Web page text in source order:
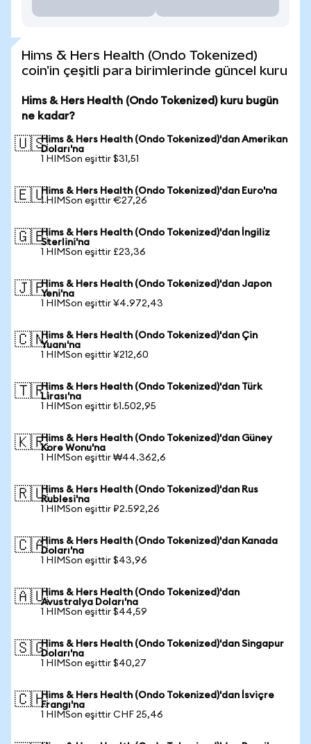
Hims & Hers Health (Ondo Tokenized)
coin'in çeşitli para birimlerinde güncel kuru
Hims & Hers Health (Ondo Tokenized) kuru bugün
ne kadar?
🇺🇸Hims & Hers Health (Ondo Tokenized)'dan Amerikan
Doları'na
1 HIMSon eşittir $31,51
🇪🇺Hims & Hers Health (Ondo Tokenized)'dan Euro'na
1 HIMSon eşittir €27,26
🇬🇧Hims & Hers Health (Ondo Tokenized)'dan İngiliz
Sterlini'na
1 HIMSon eşittir £23,36
🇯🇵Hims & Hers Health (Ondo Tokenized)'dan Japon
Yeni'na
1 HIMSon eşittir ¥4.972,43
🇨🇳Hims & Hers Health (Ondo Tokenized)'dan Çin
Yuanı'na
1 HIMSon eşittir ¥212,60
🇹🇷Hims & Hers Health (Ondo Tokenized)'dan Türk
Lirası'na
1 HIMSon eşittir ₺1.502,95
🇰🇷Hims & Hers Health (Ondo Tokenized)'dan Güney
Kore Wonu'na
1 HIMSon eşittir ₩44.362,6
🇷🇺Hims & Hers Health (Ondo Tokenized)'dan Rus
Rublesi'na
1 HIMSon eşittir ₽2.592,26
🇨🇦Hims & Hers Health (Ondo Tokenized)'dan Kanada
Doları'na
1 HIMSon eşittir $43,96
🇦🇺Hims & Hers Health (Ondo Tokenized)'dan
Avustralya Doları'na
1 HIMSon eşittir $44,59
🇸🇬Hims & Hers Health (Ondo Tokenized)'dan Singapur
Doları'na
1 HIMSon eşittir $40,27
🇨🇭Hims & Hers Health (Ondo Tokenized)'dan İsviçre
Frangı'na
1 HIMSon eşittir CHF 25,46